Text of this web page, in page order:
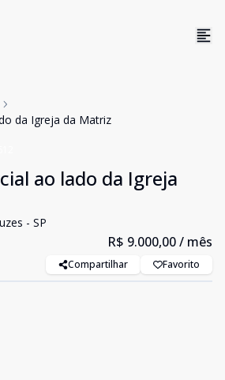
da Igreja da Matriz
ao lado da Igreja
- SP
R$ 9.000,00/ mês
Compartilhar Favorito